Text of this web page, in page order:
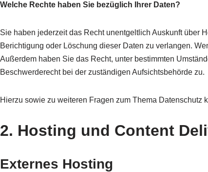
Welche Rechte haben Sie bezüglich Ihrer Daten?
Sie haben jederzeit das Recht unentgeltlich Auskunft über
Berichtigung oder Löschung dieser Daten zu verlangen.
Außerdem haben Sie das Recht, unter bestimmten
Beschwerderecht bei der zuständigen Aufsichtsbehörde zu.
Hierzu sowie zu weiteren Fragen zum Thema
2. Hosting und Content
Externes Hosting